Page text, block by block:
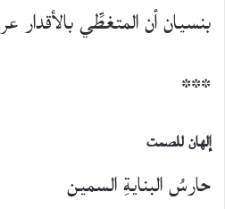
بنسيان أن المتغطِّي بالأقدار
***
إلهان للصمت
حارسُ البنايةِ السمين